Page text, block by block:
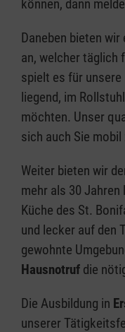
können, dann
Daneben bieten
an, welcher täglich
spielt es für unsere
liegend, im
möchten. Unser
sich auch Sie mobil
Weiter bieten wir
mehr als 30
Küche des St.
und lecker auf den
gewohnte
Hausnotruf die
Die Ausbildung in
unserer